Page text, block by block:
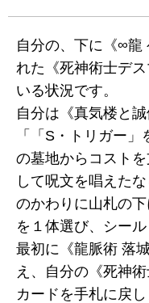
自分の、下に《∞龍
れた《死神術士デ
いる状況です。
自分は《真気楼と
「「S・トリガー
の墓地からコスト
して呪文を唱えた
のかわりに山札の
を１体選び、シー
最初に《龍脈術 落
え、自分の《死神
カードを手札に戻し